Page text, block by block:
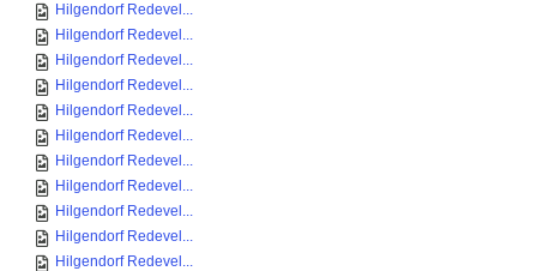
Hilgendorf Redevel...
Hilgendorf Redevel...
Hilgendorf Redevel...
Hilgendorf Redevel...
Hilgendorf Redevel...
Hilgendorf Redevel...
Hilgendorf Redevel...
Hilgendorf Redevel...
Hilgendorf Redevel...
Hilgendorf Redevel...
Hilgendorf Redevel...